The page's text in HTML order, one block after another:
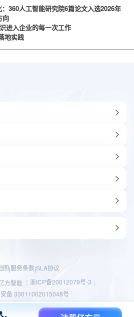
360人工智能研究院6篇论文入选2026年
向
进入企业的每一次工作
地实践
图|服务条款|SLA协议
智能 ｜ 浙ICP备20012079号-3
备 33011002015048号